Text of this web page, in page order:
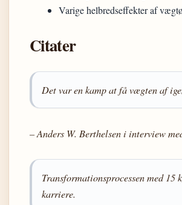
Varige helbredseffekter af
Citater
Det var en kamp at få vægten af
– Anders W. Berthelsen i interview
Transformationsprocessen med
karriere.